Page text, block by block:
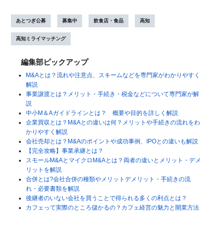
あとつぎ公募 募集中 飲食店・食品 高知
高知ミライマッチング
編集部ピックアップ
M&Aとは？流れや注意点、スキームなどを専門家がわかりやすく
解説
事業譲渡とは？メリット・手続き・税金などについて専門家が解
説
中小M＆Aガイドラインとは？ 概要や目的を詳しく解説
企業買収とは？M&Aとの違いは何？メリットや手続きの流れをわ
かりやすく解説
会社売却とは？M&Aのポイントや成功事例、IPOとの違いも解説
【完全攻略】事業承継とは？
スモールM&AとマイクロM&Aとは？両者の違いとメリット・デメ
リットを解説
合併とは?会社合併の種類やメリットデメリット・手続きの流
れ・必要書類を解説
後継者のいない会社を買うことで得られる多くの利点とは？
カフェって実際のところ儲かるの？カフェ経営の魅力と開業方法